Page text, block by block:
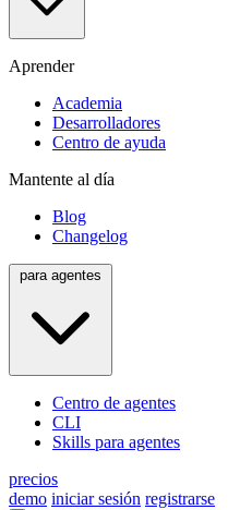
Aprender
Academia
Desarrolladores
Centro de ayuda
Mantente al día
Blog
Changelog
Centro de agentes
CLI
Skills para agentes
precios
demo iniciar sesión registrarse